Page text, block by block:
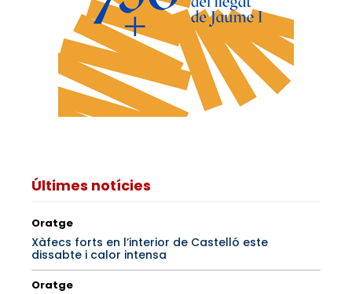
Últimes notícies
Oratge
Xàfecs forts en l’interior de Castelló este
dissabte i calor intensa
Oratge